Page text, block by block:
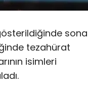
sona
tezahürat
isimleri